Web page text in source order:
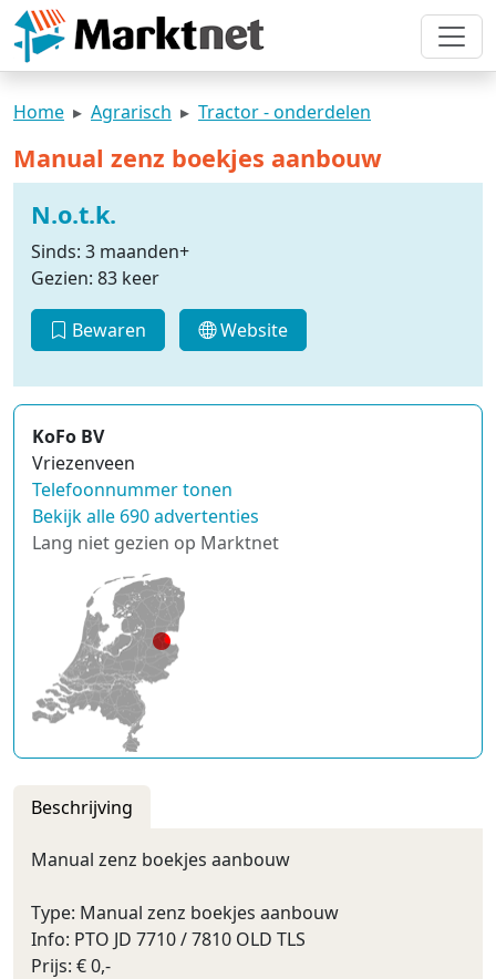
Home Agrarisch Tractor - onderdelen
Manual zenz boekjes aanbouw
N.o.t.k.
Sinds: 3 maanden+
Gezien: 83 keer
Bewaren Website
KoFo BV
Vriezenveen
Telefoonnummer tonen
Bekijk alle 690 advertenties
Lang niet gezien op Marktnet
Beschrijving
Manual zenz boekjes aanbouw
Type: Manual zenz boekjes aanbouw
Info: PTO JD 7710 / 7810 OLD TLS
Prijs: € 0,-